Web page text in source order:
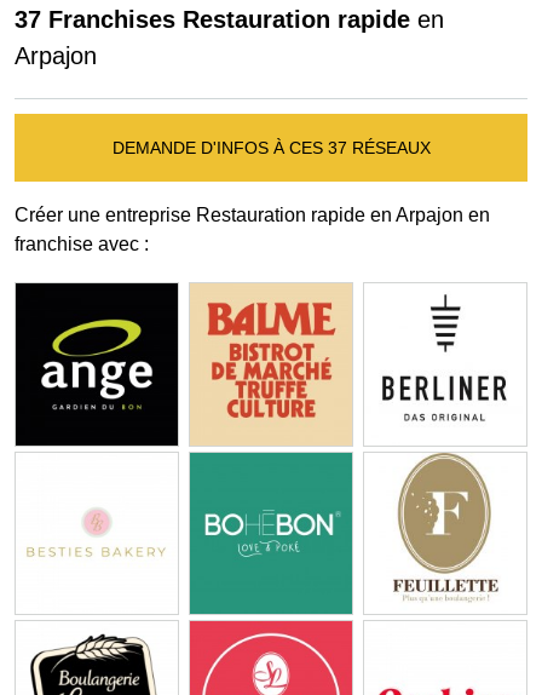
37 Franchises Restauration rapide en
Arpajon
DEMANDE D'INFOS À CES 37 RÉSEAUX
Créer une entreprise Restauration rapide en Arpajon en
franchise avec :